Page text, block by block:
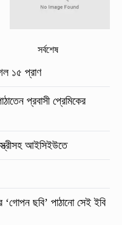
সর্বশেষ
১৫ প্রাণ
প্রবাসী প্রেমিকের
আইসিইউতে
‘গোপন ছবি’ পাঠানো সেই ইবি